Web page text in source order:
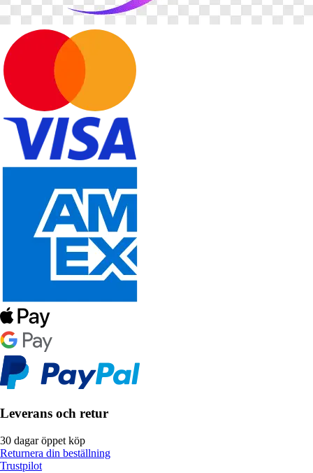
Leverans och retur
30 dagar öppet köp
Returnera din beställning
Trustpilot